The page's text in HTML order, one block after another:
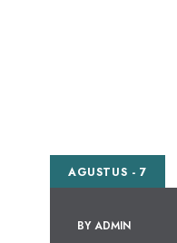
AGUSTUS - 7
BYADMIN